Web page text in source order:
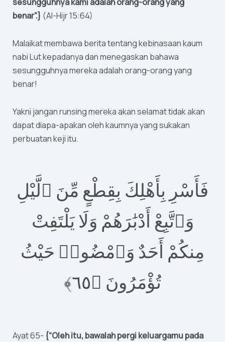
benar”.} (Al-Hijr 15:64)
Malaikat membawa berita tentang kebinasaan kaum
nabi Lut kepadanya dan menegaskan bahawa
sesungguhnya mereka adalah orang-orang yang
benar!
Yakni jangan runsing mereka akan selamat tidak akan
dapat diapa-apakan oleh kaumnya yang sukakan
perbuatan keji itu.
فَأَسْرِ بِأَهْلِكَ بِقِطْعٍ مِّنَ ٱلَّيْلِ
وَٱتَّبِعْ أَدْبَٰرَهُمْ وَلَا يَلْتَفِتْ
مِنكُمْ أَحَدٌ وَٱمْضُوا۟ حَيْثُ
تُؤْمَرُونَ ‎﴿٥٦﴾‏
Ayat 65- {“Oleh itu, bawalah pergi keluargamu pada